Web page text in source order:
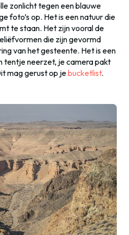
zonlicht tegen een blauwe
foto’s op. Het is een natuur die
te staan. Het zijn vooral de
die zijn gevormd
van het gesteente. Het is een
tentje neerzet, je camera pakt
mag gerust op jebucketlist.